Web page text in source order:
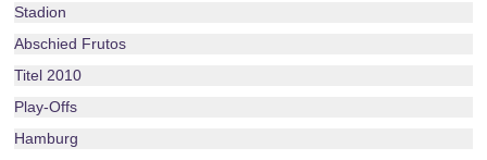
Stadion
Abschied Frutos
Titel 2010
Play-Offs
Hamburg